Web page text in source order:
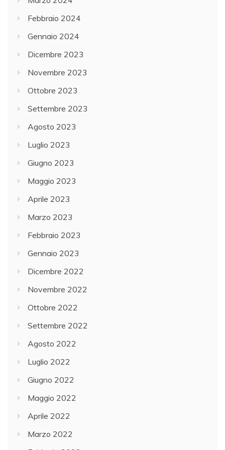
Febbraio 2024
Gennaio 2024
Dicembre 2023
Novembre 2023
Ottobre 2023
Settembre 2023
Agosto 2023
Luglio 2023
Giugno 2023
Maggio 2023
Aprile 2023
Marzo 2023
Febbraio 2023
Gennaio 2023
Dicembre 2022
Novembre 2022
Ottobre 2022
Settembre 2022
Agosto 2022
Luglio 2022
Giugno 2022
Maggio 2022
Aprile 2022
Marzo 2022